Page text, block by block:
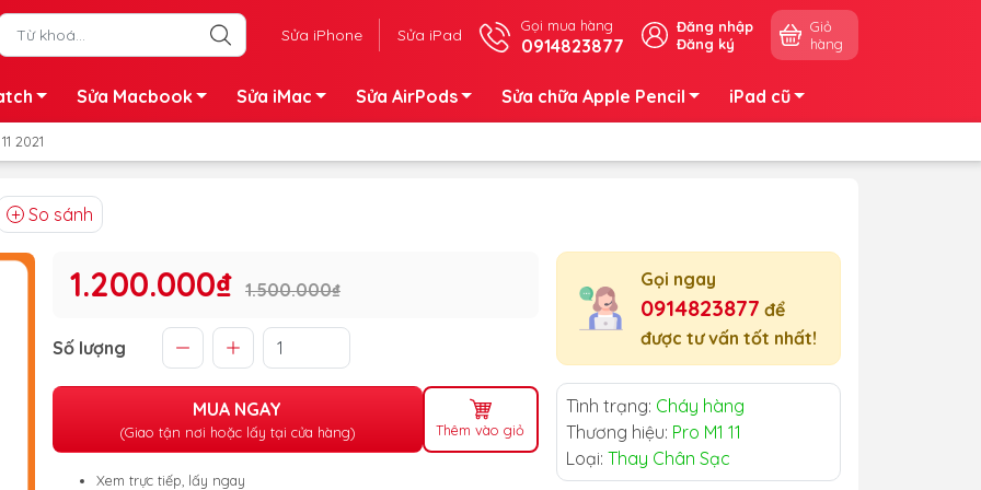
Sửa iPhone Sửa iPad Gọi mua hàng
0914823877
Đăng nhập
Đăng ký
Giỏ
hàng
Sửa Macbook Sửa iMac Sửa AirPods Sửa chữa Apple Pencil iPad cũ
2021
So sánh
1.200.000₫ 1.500.000₫
Số lượng
MUA NGAY
(Giao tận nơi hoặc lấy tại cửa hàng) Thêm vào giỏ
Xem trực tiếp, lấy ngay
Gọi ngay
0914823877 để
được tư vấn tốt nhất!
Tình trạng: Cháy hàng
Thương hiệu: Pro M1 11
Loại: Thay Chân Sạc